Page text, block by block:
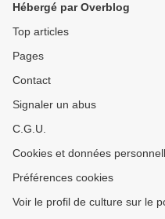
Hébergé par Overblog
Top articles
Pages
Contact
Signaler un abus
C.G.U.
Cookies et données
Préférences cookies
Voir le profil de culture sur le